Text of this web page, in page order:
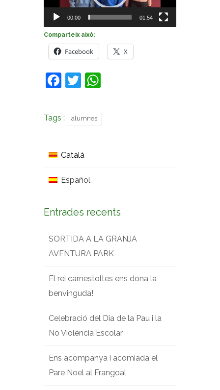
00:00 01:54
Comparteix això:
Facebook X
Facebook
Twitter
Tags : alumnes
Català
Español
Entrades recents
SORTIDA A LA GRANJA
AVENTURA PARK
El rei carnestoltes ens dona la
benvinguda!
Celebració del Dia de la Pau i la
No Violència Escolar
Ens acompanya i acomiada el
Pare Noel al Frangoal